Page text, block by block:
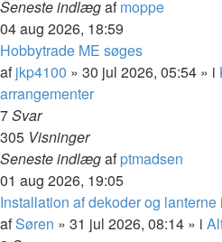
Seneste indlægafmoppe
04 aug 2026, 18:59
Hobbytrade ME søges
afjkp4100 » 30 jul 2026, 05:54 » i
arrangementer
7Svar
305 Visninger
Seneste indlægafptmadsen
01 aug 2026, 19:05
Installation af dekoder og
afSøren » 31 jul 2026, 08:14 » i